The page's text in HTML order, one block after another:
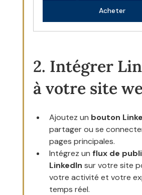
Acheter
2. Intégrer
à votre site
Ajoutez un bouton
partager ou se
pages principales.
Intégrez un flux de
LinkedIn sur votre site
votre activité et votre
temps réel.